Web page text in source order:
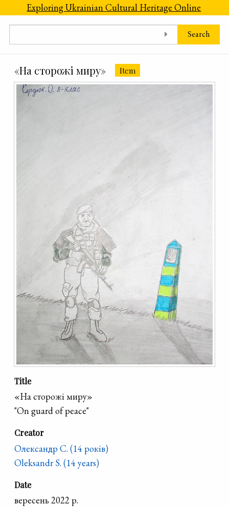
Skip to main content
Exploring Ukrainian Cultural Heritage Online
Search
«На сторожі миру» Item
Title
«На сторожі миру»
"On guard of peace"
Creator
Олександр С. (14 років)
Oleksandr S. (14 years)
Date
вересень 2022 р.